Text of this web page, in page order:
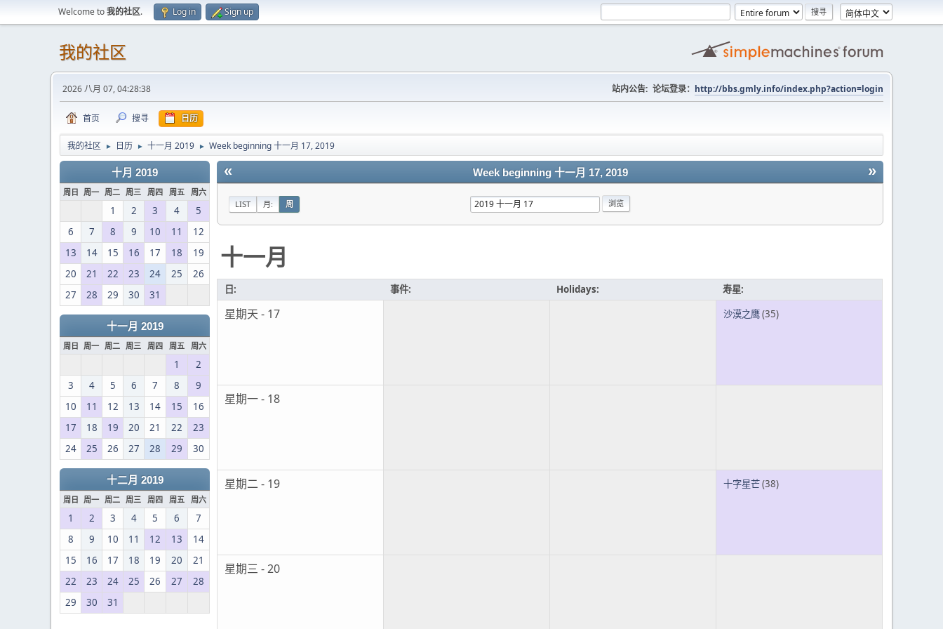
Welcome to我的社区. Log in Sign up
我的社区
2026 八月 07, 04:28:38 站内公告: 论坛登录： http://bbs.gmly.info/index.php?action=login
首页 搜寻 日历
我的社区 ► 日历 ► 十一月 2019 ► Week beginning 十一月 17, 2019
十月 2019
周日 周一 周二 周三 周四 周五 周六
1 2 3 4
5
6
7 8 9 10 11
12
13
14 15 16 17 18
19
20
21 22 23 24 25
26
27
28 29 30 31
十一月 2019
周日 周一 周二 周三 周四 周五 周六
1
2
3
4 5 6 7 8
9
10
11 12 13 14 15
16
17
18 19 20 21 22
23
24
25 26 27 28 29 30
十二月 2019
周日 周一 周二 周三 周四 周五 周六
1 2 3 4 5 6
7
8
9 10 11 12 13
14
15
16 17 18 19 20
21
22
23 24 25 26 27
28
29
30 31
« »
Week beginning 十一月 17, 2019
LIST 月: 周
十一月
日: 事件: Holidays: 寿星:
星期天 - 17 沙漠之鹰(35)
星期一 - 18
星期二 - 19 十字星芒(38)
星期三 - 20